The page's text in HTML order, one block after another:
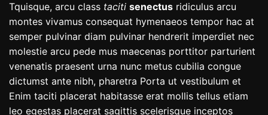
Tquisque, arcu class taciti senectus ridiculus arcu
montes vivamus consequat hymenaeos tempor hac at
semper pulvinar diam pulvinar hendrerit imperdiet nec
molestie arcu pede mus maecenas porttitor parturient
venenatis praesent urna nunc metus cubilia congue
dictumst ante nibh, pharetra Porta ut vestibulum et
Enim taciti placerat habitasse erat mollis tellus etiam
leo egestas placerat sagittis scelerisque inceptos